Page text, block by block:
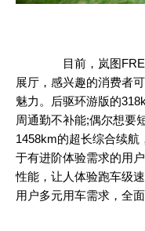
目前，岚图FREE
展厅，感兴趣的消费者
魅力。后驱环游版的
周通勤不补能;偶尔想要
1458km的超长综合续
于有进阶体验需求的用
性能，让人体验跑车级
用户多元用车需求，全